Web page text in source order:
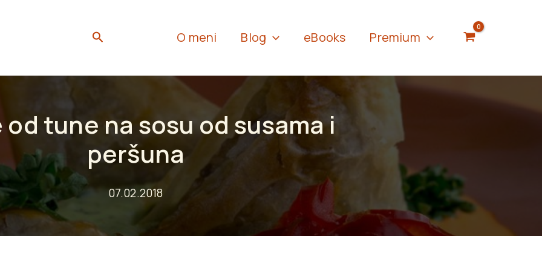
Search O meni Blog eBooks Premium
tune na sosu od susama i
peršuna
07.02.2018